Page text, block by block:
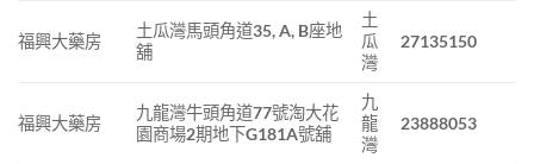
福興大藥房
土瓜灣馬頭角道35, A, B座地
舖
土
瓜
灣
27135150
福興大藥房
九龍灣牛頭角道77號淘大花
園商場2期地下G181A號舖
九
龍
灣
23888053